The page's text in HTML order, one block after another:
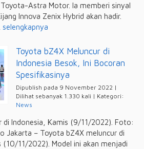
Astra Motor. Ia memberi sinyal
Innova Zenix Hybrid akan hadir.
selengkapnya
Toyota bZ4X Meluncur di
Indonesia Besok, Ini Bocoran
Spesifikasinya
Dipublish pada 9 November 2022 |
Dilihat sebanyak 1.330 kali | Kategori:
News
di Indonesia, Kamis (9/11/2022). Foto:
Jakarta – Toyota bZ4X meluncur di
(10/11/2022). Model ini akan menjadi